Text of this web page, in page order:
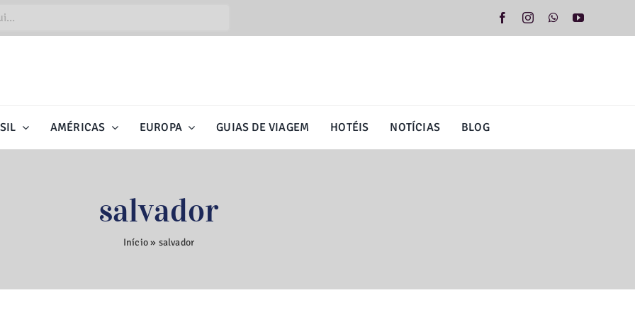
AMÉRICAS EUROPA GUIAS DE VIAGEM HOTÉIS NOTÍCIAS BLOG
salvador
Início» salvador